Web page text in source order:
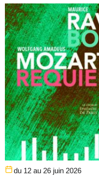
du 12 au 26 juin 2026